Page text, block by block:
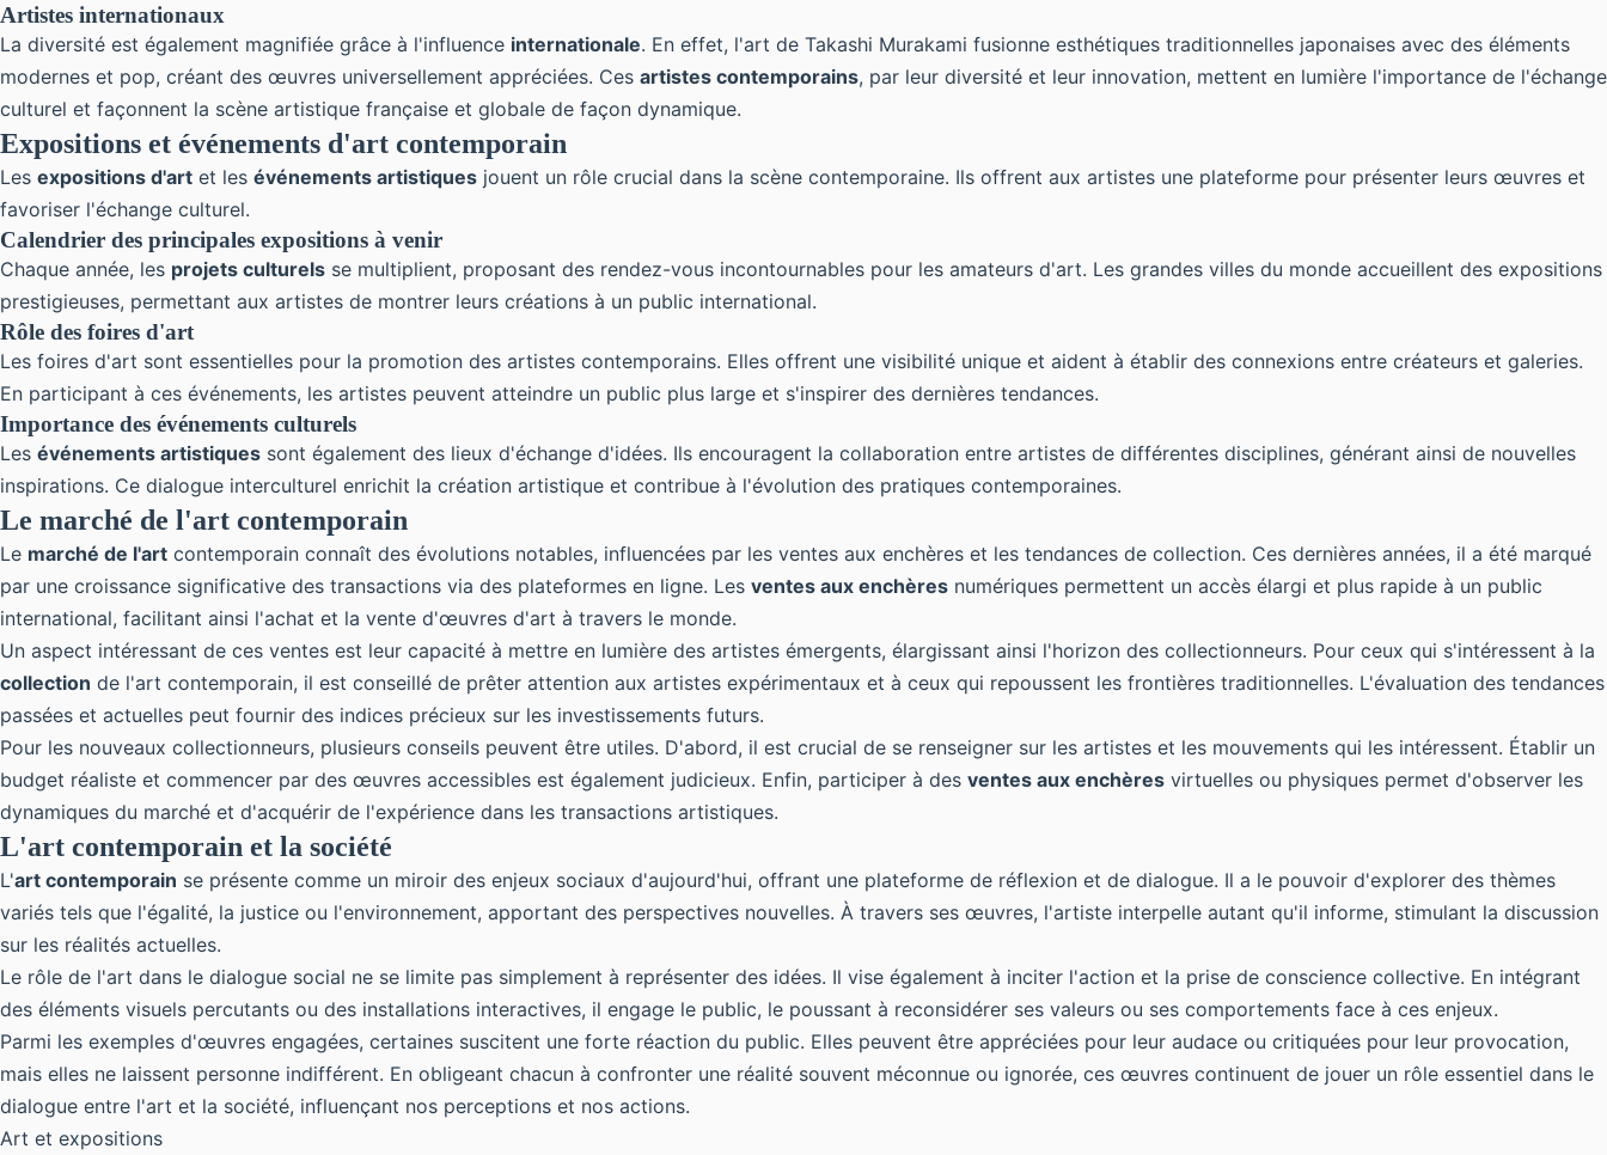
Artistes internationaux
La diversité est également magnifiée grâce à l'influence internationale. En effet, l'art de Takashi Murakami fusionne esthétiques traditionnelles japonaises avec des éléments
modernes et pop, créant des œuvres universellement appréciées. Ces artistes contemporains, par leur diversité et leur innovation, mettent en lumière l'importance de l'échange
culturel et façonnent la scène artistique française et globale de façon dynamique.
Expositions et événements d'art contemporain
Les expositions d'art et les événements artistiques jouent un rôle crucial dans la scène contemporaine. Ils offrent aux artistes une plateforme pour présenter leurs œuvres et
favoriser l'échange culturel.
Calendrier des principales expositions à venir
Chaque année, les projets culturels se multiplient, proposant des rendez-vous incontournables pour les amateurs d'art. Les grandes villes du monde accueillent des expositions
prestigieuses, permettant aux artistes de montrer leurs créations à un public international.
Rôle des foires d'art
Les foires d'art sont essentielles pour la promotion des artistes contemporains. Elles offrent une visibilité unique et aident à établir des connexions entre créateurs et galeries.
En participant à ces événements, les artistes peuvent atteindre un public plus large et s'inspirer des dernières tendances.
Importance des événements culturels
Les événements artistiques sont également des lieux d'échange d'idées. Ils encouragent la collaboration entre artistes de différentes disciplines, générant ainsi de nouvelles
inspirations. Ce dialogue interculturel enrichit la création artistique et contribue à l'évolution des pratiques contemporaines.
Le marché de l'art contemporain
Le marché de l'art contemporain connaît des évolutions notables, influencées par les ventes aux enchères et les tendances de collection. Ces dernières années, il a été marqué
par une croissance significative des transactions via des plateformes en ligne. Les ventes aux enchères numériques permettent un accès élargi et plus rapide à un public
international, facilitant ainsi l'achat et la vente d'œuvres d'art à travers le monde.
Un aspect intéressant de ces ventes est leur capacité à mettre en lumière des artistes émergents, élargissant ainsi l'horizon des collectionneurs. Pour ceux qui s'intéressent à la
collection de l'art contemporain, il est conseillé de prêter attention aux artistes expérimentaux et à ceux qui repoussent les frontières traditionnelles. L'évaluation des tendances
passées et actuelles peut fournir des indices précieux sur les investissements futurs.
Pour les nouveaux collectionneurs, plusieurs conseils peuvent être utiles. D'abord, il est crucial de se renseigner sur les artistes et les mouvements qui les intéressent. Établir un
budget réaliste et commencer par des œuvres accessibles est également judicieux. Enfin, participer à des ventes aux enchères virtuelles ou physiques permet d'observer les
dynamiques du marché et d'acquérir de l'expérience dans les transactions artistiques.
L'art contemporain et la société
L'art contemporain se présente comme un miroir des enjeux sociaux d'aujourd'hui, offrant une plateforme de réflexion et de dialogue. Il a le pouvoir d'explorer des thèmes
variés tels que l'égalité, la justice ou l'environnement, apportant des perspectives nouvelles. À travers ses œuvres, l'artiste interpelle autant qu'il informe, stimulant la discussion
sur les réalités actuelles.
Le rôle de l'art dans le dialogue social ne se limite pas simplement à représenter des idées. Il vise également à inciter l'action et la prise de conscience collective. En intégrant
des éléments visuels percutants ou des installations interactives, il engage le public, le poussant à reconsidérer ses valeurs ou ses comportements face à ces enjeux.
Parmi les exemples d'œuvres engagées, certaines suscitent une forte réaction du public. Elles peuvent être appréciées pour leur audace ou critiquées pour leur provocation,
mais elles ne laissent personne indifférent. En obligeant chacun à confronter une réalité souvent méconnue ou ignorée, ces œuvres continuent de jouer un rôle essentiel dans le
dialogue entre l'art et la société, influençant nos perceptions et nos actions.
Art et expositions